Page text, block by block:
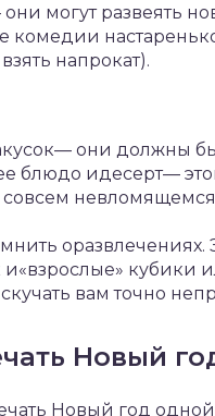
могут развеять
комедии
напрокат).
они должны
блюдо идесерт—
невломящемся
и«взрослые»
вам точно
Новый
Новый год